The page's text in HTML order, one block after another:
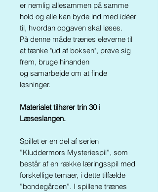
er nemlig allesammen på samme
hold og alle kan byde ind med idéer
til, hvordan opgaven skal løses.
På denne måde trænes eleverne til
at tænke "ud af boksen", prøve sig
frem, bruge hinanden
og samarbejde om at finde
løsninger.
Materialet tilhører trin 30 i
Læseslangen.
Spillet er en del af serien
”Kluddermors Mysteriespil”, som
består af en række læringsspil med
forskellige temaer, i dette tilfælde
”bondegården”. I spillene trænes